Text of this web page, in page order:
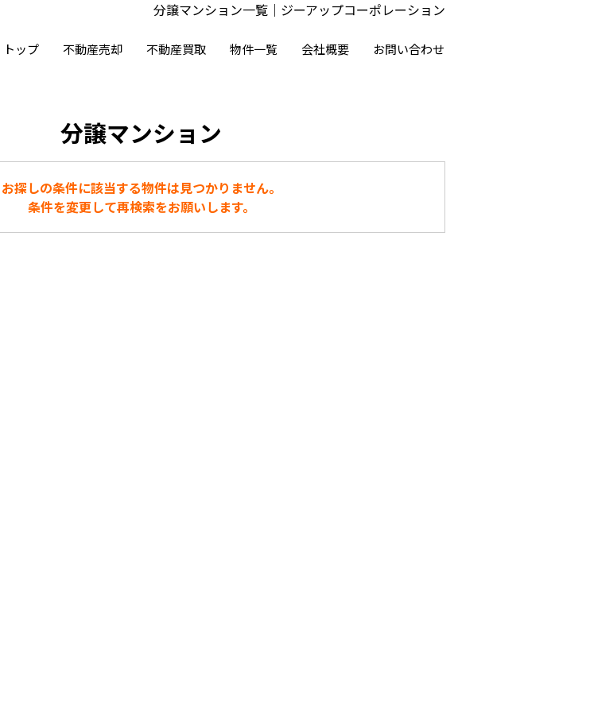
分譲マンション一覧｜ジーアップコーポレーション
トップ 不動産売却 不動産買取 物件一覧 会社概要 お問い合わせ
分譲マンション
お探しの条件に該当する物件は見つかりません。
条件を変更して再検索をお願いします。